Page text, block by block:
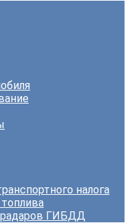
налога
радаров ГИБДД